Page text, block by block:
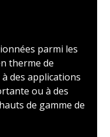
parmi les
therme de
des applications
ou à des
de gamme de